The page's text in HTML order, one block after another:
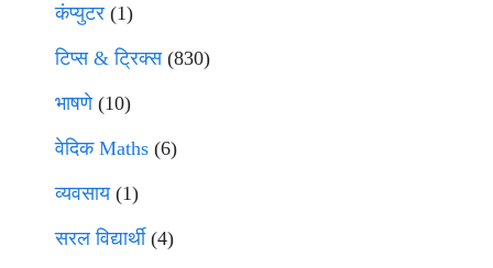
कंप्युटर (1)
टिप्स & ट्रिक्स(830)
भाषणे(10)
वेदिक Maths (6)
व्यवसाय(1)
सरल विद्यार्थी(4)